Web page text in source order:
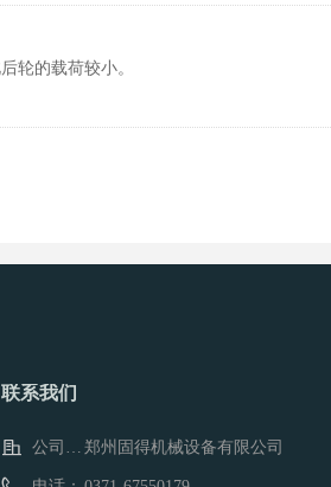
轮的载荷较小。
联系我们
公司名称： 郑州固得机械设备有限公司